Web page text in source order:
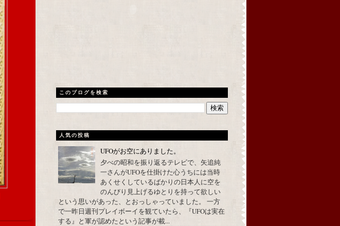
このブログを検索
人気の投稿
UFOがお空にありました。
夕べの昭和を振り返るテレビで、矢追純
一さんがUFOを仕掛けた心うちには当時
あくせくしているばかりの日本人に空を
のんびり見上げるゆとりを持って欲しい
という思いがあった、とおっしゃっていました。 一方
で一昨日週刊プレイボーイを観ていたら、『UFOは実在
する』と軍が認めたという記事が載...